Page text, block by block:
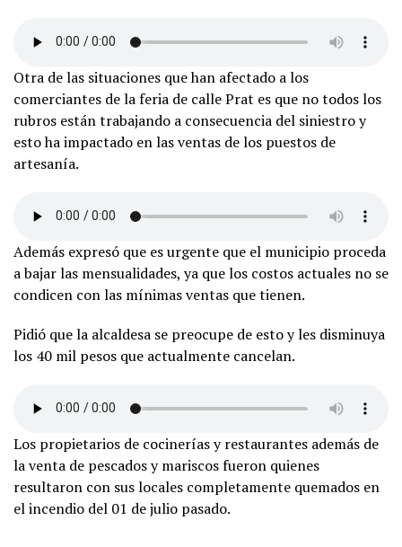
Otra de las situaciones que han afectado a los
comerciantes de la feria de calle Prat es que no todos los
rubros están trabajando a consecuencia del siniestro y
esto ha impactado en las ventas de los puestos de
artesanía.
Además expresó que es urgente que el municipio proceda
a bajar las mensualidades, ya que los costos actuales no se
condicen con las mínimas ventas que tienen.
Pidió que la alcaldesa se preocupe de esto y les disminuya
los 40 mil pesos que actualmente cancelan.
Los propietarios de cocinerías y restaurantes además de
la venta de pescados y mariscos fueron quienes
resultaron con sus locales completamente quemados en
el incendio del 01 de julio pasado.